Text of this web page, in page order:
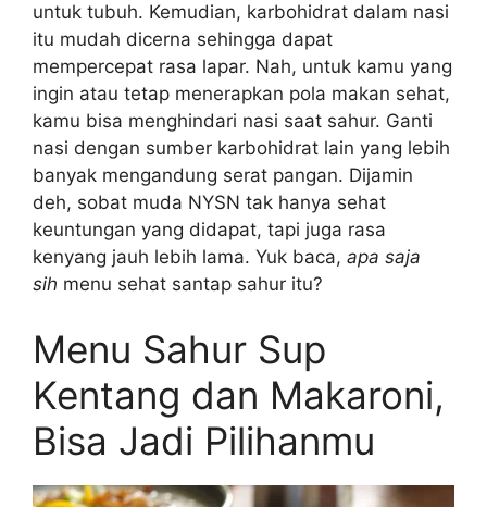
untuk tubuh. Kemudian, karbohidrat dalam nasi
itu mudah dicerna sehingga dapat
mempercepat rasa lapar. Nah, untuk kamu yang
ingin atau tetap menerapkan pola makan sehat,
kamu bisa menghindari nasi saat sahur. Ganti
nasi dengan sumber karbohidrat lain yang lebih
banyak mengandung serat pangan. Dijamin
deh, sobat muda NYSN tak hanya sehat
keuntungan yang didapat, tapi juga rasa
kenyang jauh lebih lama. Yuk baca, apa saja
sih menu sehat santap sahur itu?
Menu Sahur Sup
Kentang dan Makaroni,
Bisa Jadi Pilihanmu